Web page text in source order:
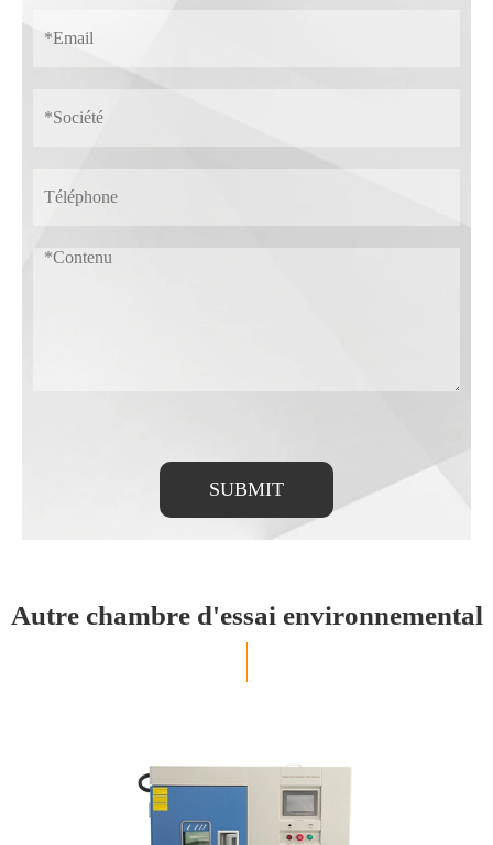
SUBMIT
Autre chambre d'essai environnemental